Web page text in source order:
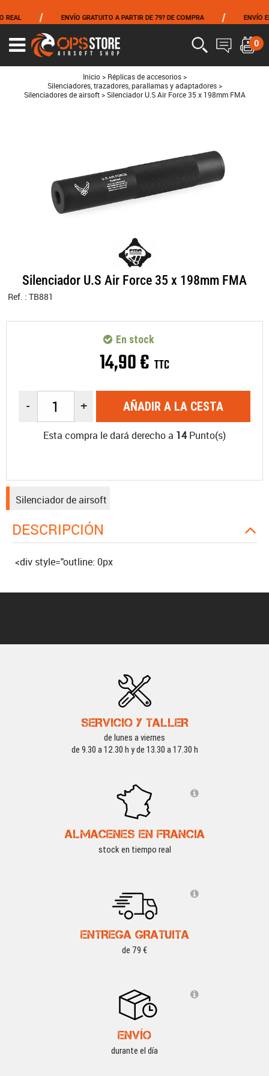
ENVÍO GRATUITO A PARTIR DE 79? DE COMPRA ENVÍO EL
Ouvrir
le
0
Inicio > Réplicas de accesorios >
Silenciadores, trazadores, parallamas y adaptadores >
Silenciadores de airsoft > Silenciador U.S Air Force 35 x 198mm FMA
Silenciador U.S Air Force 35 x 198mm FMA
Ref. : TB881
14,90€ TTC
En stock
- + AÑADIR A LA CESTA
Esta compra le dará derecho a 14Punto(s)
Silenciador de airsoft
DESCRIPCIÓN
<div style="outline: 0px
SERVICIO Y TALLER
de lunes a viernes
de 9.30 a 12.30 h y de 13.30 a 17.30 h
ALMACENES EN FRANCIA
stock en tiempo real
ENTREGA GRATUITA
de 79 €
ENVÍO
durante el día